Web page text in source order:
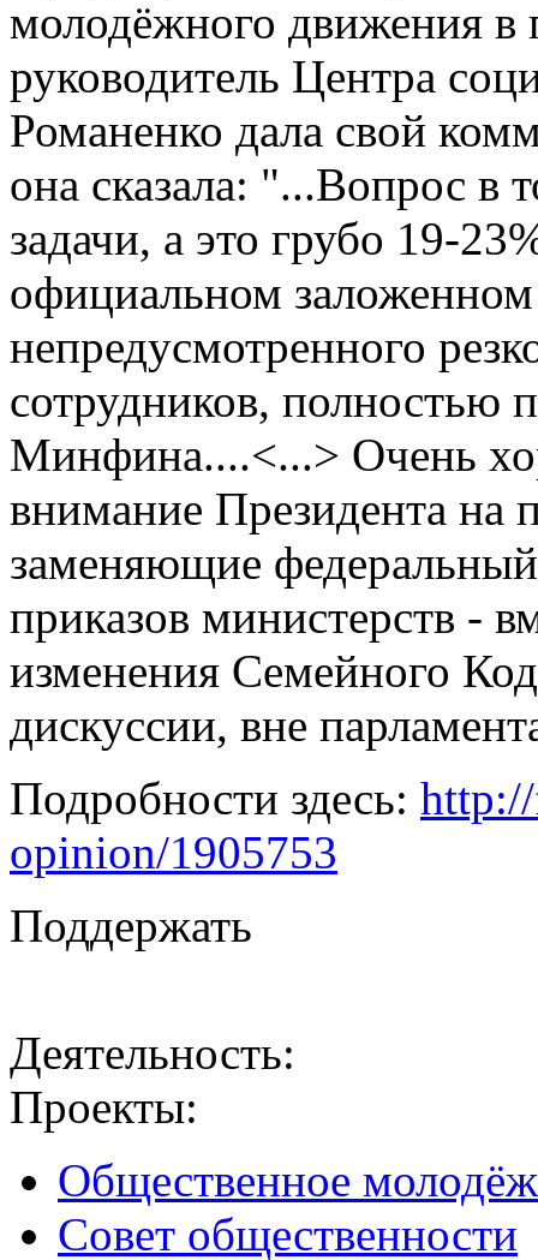
молодёжного движения
руководитель Центра
Романенко дала свой
она сказала: "...Вопрос в
задачи, а это грубо 19-
официальном
непредусмотренного
сотрудников, полностью
Минфина....<...> Очень
внимание Президента на
заменяющие
приказов министерств -
изменения Семейного
дискуссии, вне
Подробности здесь:
opinion/1905753
Поддержать
Деятельность:
Проекты:
Общественное
Совет общественности